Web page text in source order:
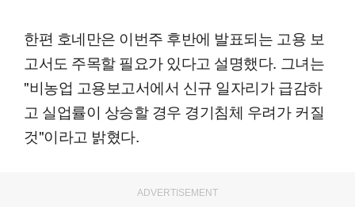
한편 호네만은 이번주 후반에 발표되는 고용 보
고서도 주목할 필요가 있다고 설명했다. 그녀는
"비농업 고용보고서에서 신규 일자리가 급감하
고 실업률이 상승할 경우 경기침체 우려가 커질
것"이라고 밝혔다.
ADVERTISEMENT